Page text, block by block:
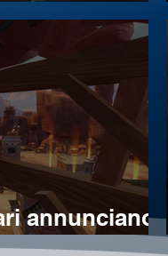
annunciano
e Toy